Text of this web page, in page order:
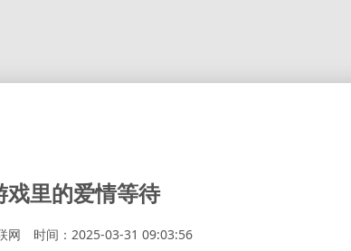
戏里的爱情等待
网 时间：2025-03-31 09:03:56